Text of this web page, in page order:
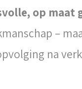
op maat
–
na